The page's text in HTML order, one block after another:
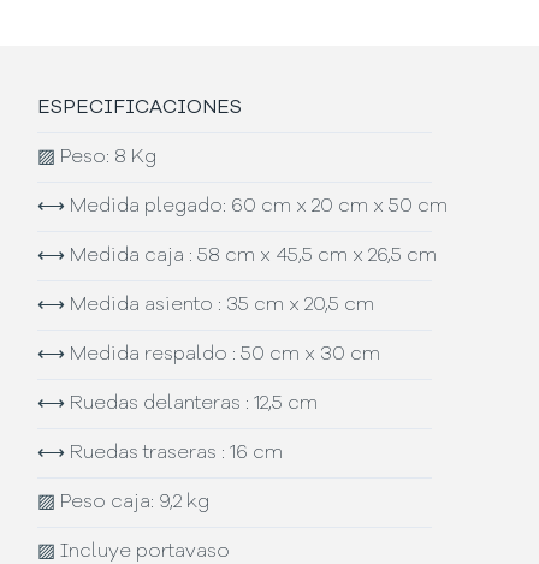
ESPECIFICACIONES
▨ Peso: 8 Kg
⟷ Medida plegado: 60 cm x 20 cm x 50 cm
⟷ Medida caja : 58 cm x 45,5 cm x 26,5 cm
⟷ Medida asiento : 35 cm x 20,5 cm
⟷ Medida respaldo : 50 cm x 30 cm
⟷ Ruedas delanteras : 12,5 cm
⟷ Ruedas traseras : 16 cm
▨ Peso caja: 9,2 kg
▨ Incluye portavaso